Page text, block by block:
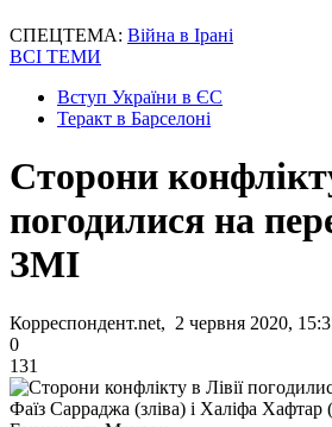
СПЕЦТЕМА: Війна в Ірані
ВСІ ТЕМИ
Вступ України в ЄС
Теракт в Барселоні
Сторони
погодилися на
ЗМІ
Корреспондент.net, 2 червня 2020,
0
131
Фаїз Сарраджа (зліва) і Халіфа